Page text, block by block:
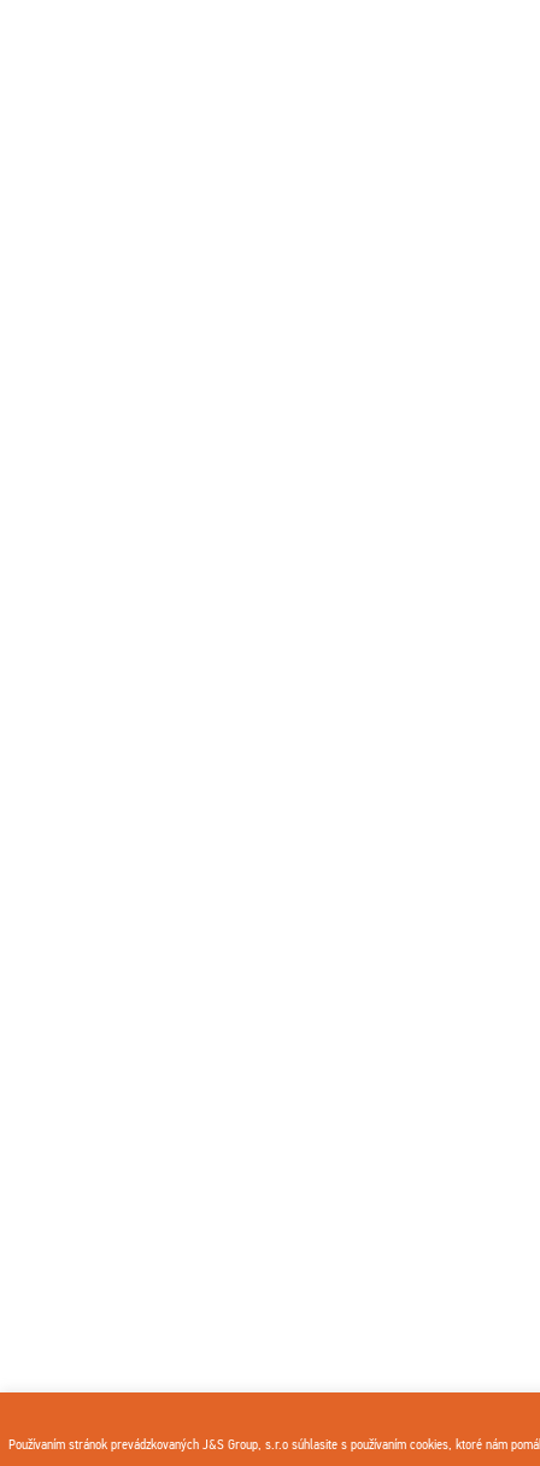
Používaním stránok prevádzkovaných J&S Group, s.r.o súhlasite s používaním cookies, ktoré nám